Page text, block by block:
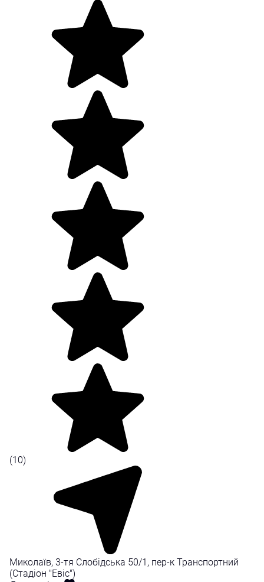
(10)
Миколаїв, 3-тя Слобідська 50/1, пер-к Транспортний
(Стадіон "Евіс")